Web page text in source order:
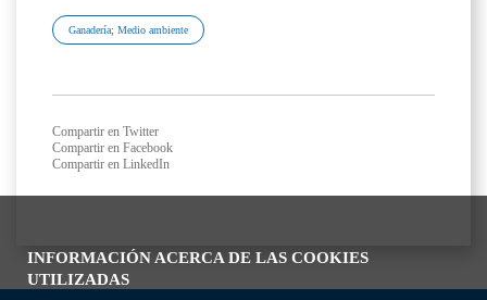
INFORMACIÓN ACERCA DE LAS COOKIES
UTILIZADAS
Ganadería; Medio ambiente
Compartir en Twitter
Compartir en Facebook
Compartir en LinkedIn